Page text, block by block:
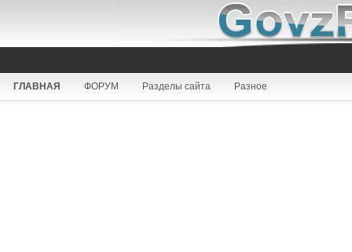
ГЛАВНАЯ ФОРУМ Разделы сайта Разное